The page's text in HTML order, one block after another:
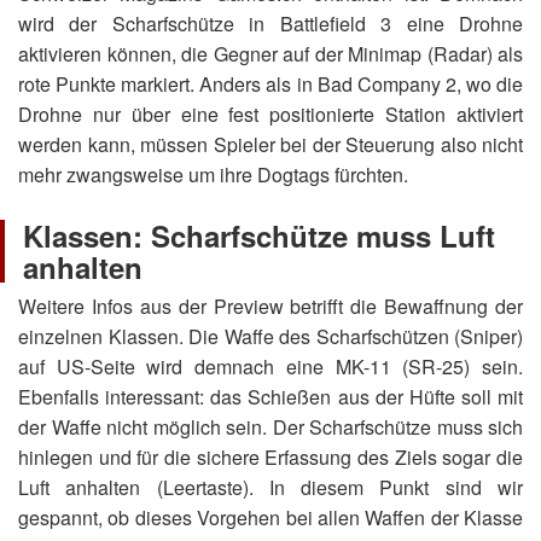
wird der Scharfschütze in Battlefield 3 eine Drohne
aktivieren können, die Gegner auf der Minimap (Radar) als
rote Punkte markiert. Anders als in Bad Company 2, wo die
Drohne nur über eine fest positionierte Station aktiviert
werden kann, müssen Spieler bei der Steuerung also nicht
mehr zwangsweise um ihre Dogtags fürchten.
Klassen: Scharfschütze muss Luft
anhalten
Weitere Infos aus der Preview betrifft die Bewaffnung der
einzelnen Klassen. Die Waffe des Scharfschützen (Sniper)
auf US-Seite wird demnach eine MK-11 (SR-25) sein.
Ebenfalls interessant: das Schießen aus der Hüfte soll mit
der Waffe nicht möglich sein. Der Scharfschütze muss sich
hinlegen und für die sichere Erfassung des Ziels sogar die
Luft anhalten (Leertaste). In diesem Punkt sind wir
gespannt, ob dieses Vorgehen bei allen Waffen der Klasse